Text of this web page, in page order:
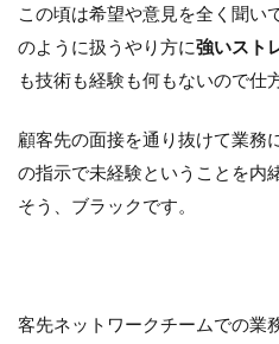
この頃は希望や意見を全く聞い
のように扱うやり方に強いスト
も技術も経験も何もないので仕
顧客先の面接を通り抜けて業務
の指示で未経験ということを内
そう、ブラックです。
客先ネットワークチームでの業